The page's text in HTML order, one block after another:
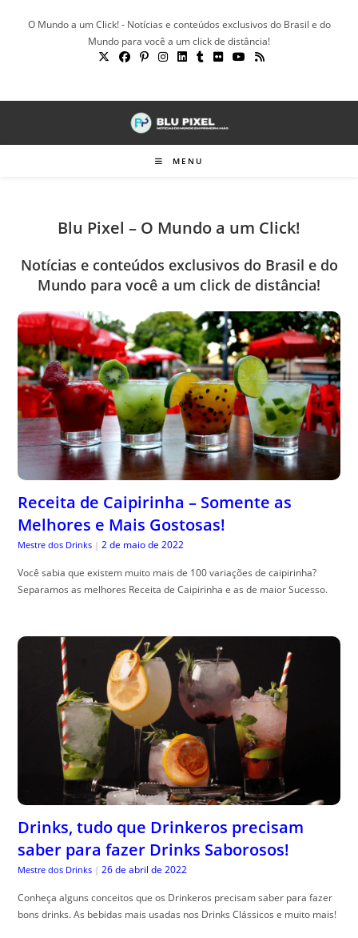
O Mundo a um Click! - Notícias e conteúdos exclusivos do Brasil e do
Mundo para você a um click de distância!
MENU
Blu Pixel – O Mundo a um Click!
Notícias e conteúdos exclusivos do Brasil e do
Mundo para você a um click de distância!
Receita de Caipirinha – Somente as
Melhores e Mais Gostosas!
Mestre dos Drinks | 2 de maio de 2022
Você sabia que existem muito mais de 100 variações de caipirinha?
Separamos as melhores Receita de Caipirinha e as de maior Sucesso.
Drinks, tudo que Drinkeros precisam
saber para fazer Drinks Saborosos!
Mestre dos Drinks | 26 de abril de 2022
Conheça alguns conceitos que os Drinkeros precisam saber para fazer
bons drinks. As bebidas mais usadas nos Drinks Clássicos e muito mais!